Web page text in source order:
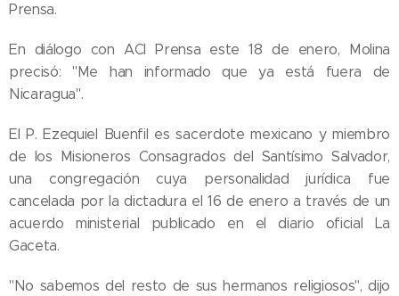
Prensa.
En diálogo con ACI Prensa este 18 de enero, Molina
precisó: "Me han informado que ya está fuera de
Nicaragua".
El P. Ezequiel Buenfil es sacerdote mexicano y miembro
de los Misioneros Consagrados del Santísimo Salvador,
una congregación cuya personalidad jurídica fue
cancelada por la dictadura el 16 de enero a través de un
acuerdo ministerial publicado en el diario oficial La
Gaceta.
"No sabemos del resto de sus hermanos religiosos", dijo